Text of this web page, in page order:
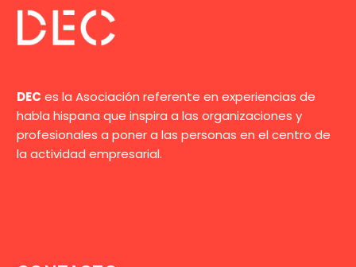
DEC es la Asociación referente en experiencias de
habla hispana que inspira a las organizaciones y
profesionales a poner a las personas en el centro de
la actividad empresarial.